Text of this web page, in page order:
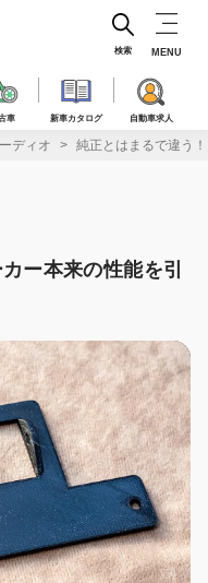
車 新車カタログ 自動車求人
検索 MENU
ディオ 純正とはまるで違う
ー本来の性能を引